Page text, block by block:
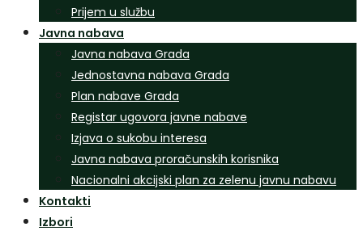
Prijem u službu
Javna nabava
Javna nabava Grada
Jednostavna nabava Grada
Plan nabave Grada
Registar ugovora javne nabave
Izjava o sukobu interesa
Javna nabava proračunskih korisnika
Nacionalni akcijski plan za zelenu javnu nabavu
Kontakti
Izbori